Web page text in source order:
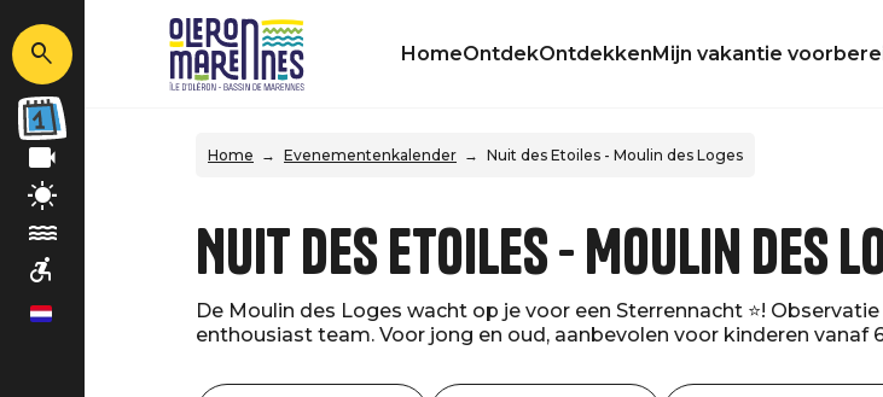
nl
HomeOntdekOntdekkenMijn vakantie
Home Evenementenkalender Nuit des Etoiles - Moulin des Loges
Nuit des Etoiles - Moulin des
De Moulin des Loges wacht op je voor een Sterrennacht ⭐️!
enthousiast team. Voor jong en oud, aanbevolen voor kinderen vanaf